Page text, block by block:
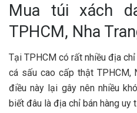
Mua túi xách
TPHCM, Nha
Tại TPHCM có rất nhiều địa
cá sấu cao cấp thật TPHCM,
điều này lại gây nên nhiều
biết đâu là địa chỉ bán hàng uy